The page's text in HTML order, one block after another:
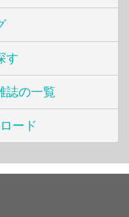
す
誌の一覧
ード